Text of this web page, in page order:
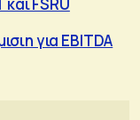
FSRU
για EBITDA